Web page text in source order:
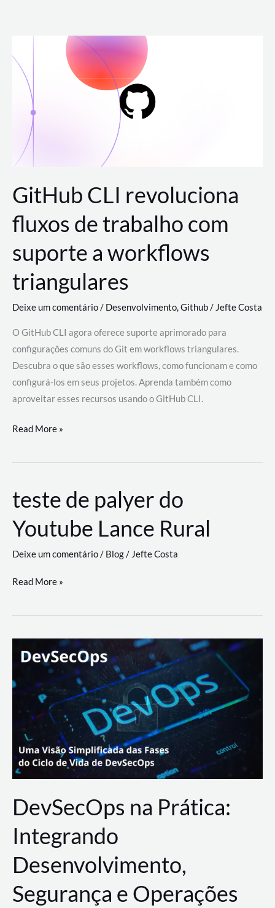
para
conteúdo
GitHub CLI revoluciona
fluxos de trabalho com
suporte a workflows
triangulares
Deixe um comentário/ Desenvolvimento,Github/ Jefte Costa
O GitHub CLI agora oferece suporte aprimorado para
configurações comuns do Git em workflows triangulares.
Descubra o que são esses workflows, como funcionam e como
configurá-los em seus projetos. Aprenda também como
aproveitar esses recursos usando o GitHub CLI.
GitHub
revoluciona
de
trabalho
com
a
workflows
Read More »
teste de palyer do
Youtube Lance Rural
Deixe um comentário/ Blog/ Jefte Costa
teste
palyer
Lance
Rural
Read More »
DevSecOps na Prática:
Integrando
Desenvolvimento,
Segurança e Operações